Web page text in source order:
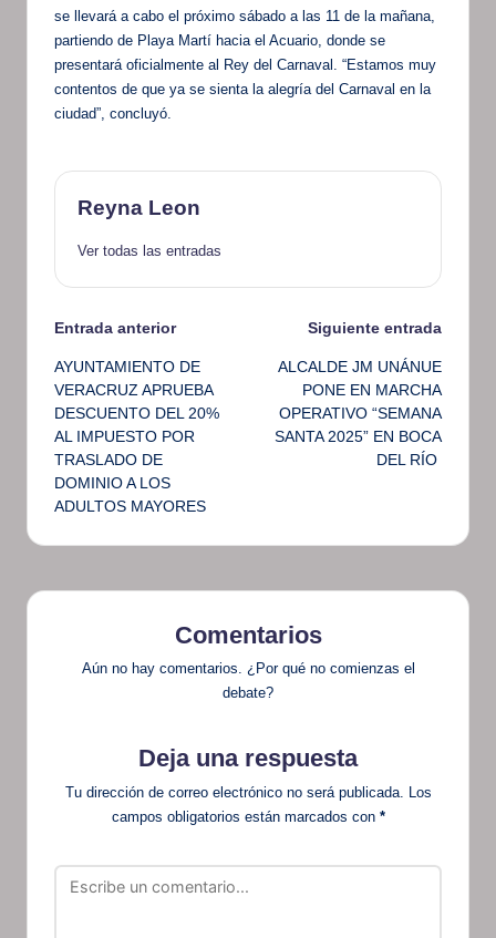
se llevará a cabo el próximo sábado a las 11 de la mañana,
partiendo de Playa Martí hacia el Acuario, donde se
presentará oficialmente al Rey del Carnaval. “Estamos muy
contentos de que ya se sienta la alegría del Carnaval en la
ciudad”, concluyó.
Reyna Leon
Ver todas las entradas
Navegación
de
entradas
Entrada anterior
AYUNTAMIENTO DE
VERACRUZ APRUEBA
DESCUENTO DEL 20%
AL IMPUESTO POR
TRASLADO DE
DOMINIO A LOS
ADULTOS MAYORES
Siguiente entrada
ALCALDE JM UNÁNUE
PONE EN MARCHA
OPERATIVO “SEMANA
SANTA 2025” EN BOCA
DEL RÍO
Comentarios
Aún no hay comentarios. ¿Por qué no comienzas el
debate?
Deja una respuesta
Tu dirección de correo electrónico no será publicada. Los
campos obligatorios están marcados con *